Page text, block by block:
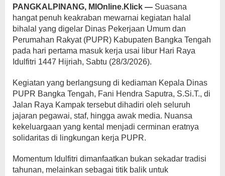
PANGKALPINANG, MIOnline.Klick — Suasana
hangat penuh keakraban mewarnai kegiatan halal
bihalal yang digelar Dinas Pekerjaan Umum dan
Perumahan Rakyat (PUPR) Kabupaten Bangka Tengah
pada hari pertama masuk kerja usai libur Hari Raya
Idulfitri 1447 Hijriah, Sabtu (28/3/2026).
Kegiatan yang berlangsung di kediaman Kepala Dinas
PUPR Bangka Tengah, Fani Hendra Saputra, S.Si.T., di
Jalan Raya Kampak tersebut dihadiri oleh seluruh
jajaran pegawai, staf, hingga awak media. Nuansa
kekeluargaan yang kental menjadi cerminan eratnya
solidaritas di lingkungan kerja PUPR.
Momentum Idulfitri dimanfaatkan bukan sekadar tradisi
tahunan, melainkan sebagai titik balik untuk